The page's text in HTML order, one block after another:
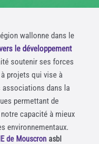
wallonne dans le
le développement
soutenir ses forces
projets qui vise à
associations dans la
permettant de
capacité à mieux
environnementaux.
de Mouscronasbl